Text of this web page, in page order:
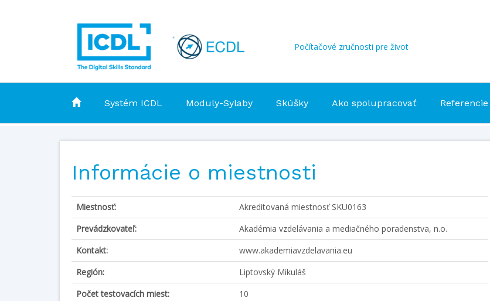
Počítačové zručnosti pre život
Systém ICDL Moduly-Sylaby Skúšky Ako spolupracovať Referencie
Informácie o miestnosti
Miestnosť:
Akreditovaná miestnosť SKU0163
Prevádzkovateľ:
Akadémia vzdelávania a mediačného poradenstva, n.o.
Kontakt:
www.akademiavzdelavania.eu
Región:
Liptovský Mikuláš
Počet testovacích miest:
10